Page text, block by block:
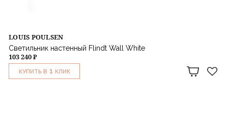
LOUIS POULSEN
Светильник настенный Flindt Wall White
103 240 ₽
КУПИТЬ В 1 КЛИК